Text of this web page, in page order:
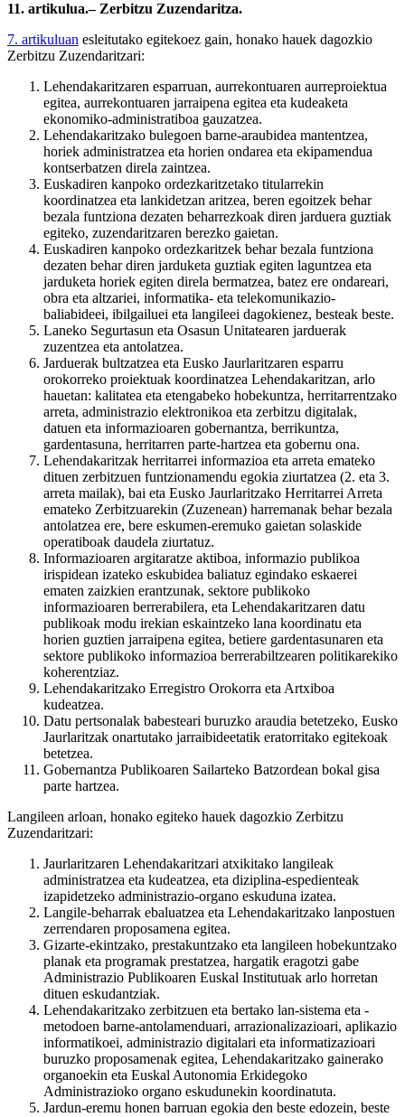
11. artikulua.– Zerbitzu Zuzendaritza.
7. artikuluan esleitutako egitekoez gain, honako hauek dagozkio
Zerbitzu Zuzendaritzari:
Lehendakaritzaren esparruan, aurrekontuaren aurreproiektua
egitea, aurrekontuaren jarraipena egitea eta kudeaketa
ekonomiko-administratiboa gauzatzea.
Lehendakaritzako bulegoen barne-araubidea mantentzea,
horiek administratzea eta horien ondarea eta ekipamendua
kontserbatzen direla zaintzea.
Euskadiren kanpoko ordezkaritzetako titularrekin
koordinatzea eta lankidetzan aritzea, beren egoitzek behar
bezala funtziona dezaten beharrezkoak diren jarduera guztiak
egiteko, zuzendaritzaren berezko gaietan.
Euskadiren kanpoko ordezkaritzek behar bezala funtziona
dezaten behar diren jarduketa guztiak egiten laguntzea eta
jarduketa horiek egiten direla bermatzea, batez ere ondareari,
obra eta altzariei, informatika- eta telekomunikazio-
baliabideei, ibilgailuei eta langileei dagokienez, besteak beste.
Laneko Segurtasun eta Osasun Unitatearen jarduerak
zuzentzea eta antolatzea.
Jarduerak bultzatzea eta Eusko Jaurlaritzaren esparru
orokorreko proiektuak koordinatzea Lehendakaritzan, arlo
hauetan: kalitatea eta etengabeko hobekuntza, herritarrentzako
arreta, administrazio elektronikoa eta zerbitzu digitalak,
datuen eta informazioaren gobernantza, berrikuntza,
gardentasuna, herritarren parte-hartzea eta gobernu ona.
Lehendakaritzak herritarrei informazioa eta arreta emateko
dituen zerbitzuen funtzionamendu egokia ziurtatzea (2. eta 3.
arreta mailak), bai eta Eusko Jaurlaritzako Herritarrei Arreta
emateko Zerbitzuarekin (Zuzenean) harremanak behar bezala
antolatzea ere, bere eskumen-eremuko gaietan solaskide
operatiboak daudela ziurtatuz.
Informazioaren argitaratze aktiboa, informazio publikoa
irispidean izateko eskubidea baliatuz egindako eskaerei
ematen zaizkien erantzunak, sektore publikoko
informazioaren berrerabilera, eta Lehendakaritzaren datu
publikoak modu irekian eskaintzeko lana koordinatu eta
horien guztien jarraipena egitea, betiere gardentasunaren eta
sektore publikoko informazioa berrerabiltzearen politikarekiko
koherentziaz.
Lehendakaritzako Erregistro Orokorra eta Artxiboa
kudeatzea.
Datu pertsonalak babesteari buruzko araudia betetzeko, Eusko
Jaurlaritzak onartutako jarraibideetatik eratorritako egitekoak
betetzea.
Gobernantza Publikoaren Sailarteko Batzordean bokal gisa
parte hartzea.
Langileen arloan, honako egiteko hauek dagozkio Zerbitzu
Zuzendaritzari:
Jaurlaritzaren Lehendakaritzari atxikitako langileak
administratzea eta kudeatzea, eta diziplina-espedienteak
izapidetzeko administrazio-organo eskuduna izatea.
Langile-beharrak ebaluatzea eta Lehendakaritzako lanpostuen
zerrendaren proposamena egitea.
Gizarte-ekintzako, prestakuntzako eta langileen hobekuntzako
planak eta programak prestatzea, hargatik eragotzi gabe
Administrazio Publikoaren Euskal Institutuak arlo horretan
dituen eskudantziak.
Lehendakaritzako zerbitzuen eta bertako lan-sistema eta -
metodoen barne-antolamenduari, arrazionalizazioari, aplikazio
informatikoei, administrazio digitalari eta informatizazioari
buruzko proposamenak egitea, Lehendakaritzako gainerako
organoekin eta Euskal Autonomia Erkidegoko
Administrazioko organo eskudunekin koordinatuta.
Jardun-eremu honen barruan egokia den beste edozein, beste